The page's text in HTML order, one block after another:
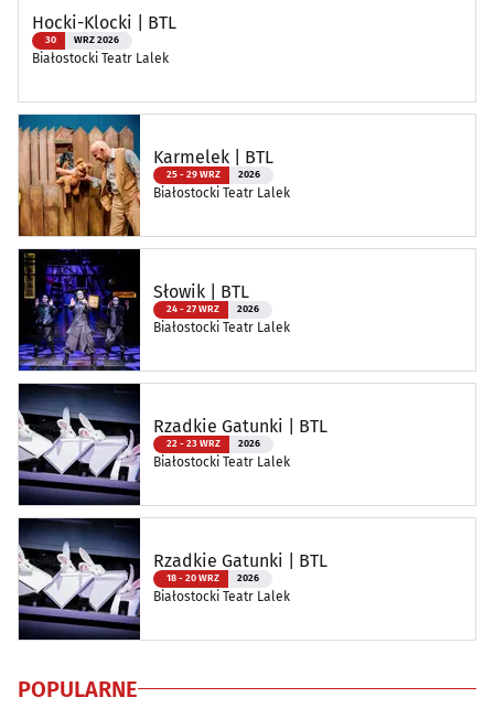
Hocki-Klocki | BTL
30 WRZ 2026
Białostocki Teatr Lalek
Karmelek | BTL
25 - 29 WRZ 2026
Białostocki Teatr Lalek
Słowik | BTL
24 - 27 WRZ 2026
Białostocki Teatr Lalek
Rzadkie Gatunki | BTL
22 - 23 WRZ 2026
Białostocki Teatr Lalek
Rzadkie Gatunki | BTL
18 - 20 WRZ 2026
Białostocki Teatr Lalek
POPULARNE